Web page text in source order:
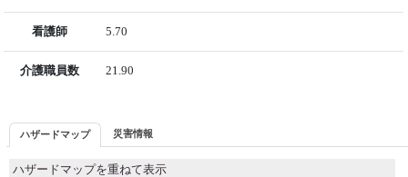
看護師 5.70
介護職員数 21.90
ハザードマップ 災害情報
ハザードマップを重ねて表示